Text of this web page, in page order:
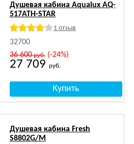
Душевая кабина Aqualux AQ-
517ATH-STAR
1 отзыв
32700
36 600руб.(-24%)
27 709 руб.
Душевая кабина Fresh
S8802G/M